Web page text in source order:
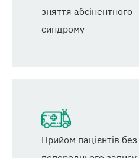
зняття абсінентного
синдрому
Прийом пацієнтів без